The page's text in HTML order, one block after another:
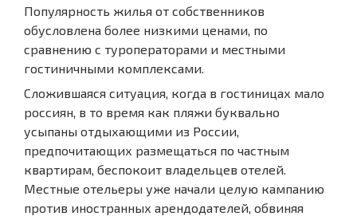
Популярность жилья от собственников
обусловлена более низкими ценами, по
сравнению с туроператорами и местными
гостиничными комплексами.
Сложившаяся ситуация, когда в гостиницах мало
россиян, в то время как пляжи буквально
усыпаны отдыхающими из России,
предпочитающих размещаться по частным
квартирам, беспокоит владельцев отелей.
Местные отельеры уже начали целую кампанию
против иностранных арендодателей, обвиняя